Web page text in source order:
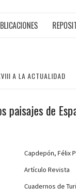
A LA ACTUALIDAD
paisajes de
Capdepón, Félix
Artículo Revista
Cuadernos de